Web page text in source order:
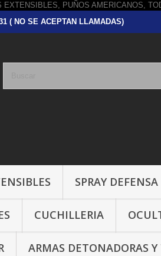
( NO SE ACEPTAN LLAMADAS)
SPRAY
CUCHILLERIA
ARMAS DETONADORAS